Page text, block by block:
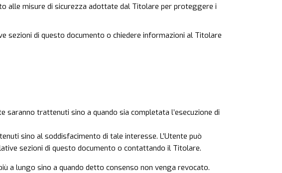
alle misure di sicurezza adottate dal Titolare per proteggere i
sezioni di questo documento o chiedere informazioni al Titolare
trattenuti sino a quando sia completata l’esecuzione di
sino al soddisfacimento di tale interesse. L’Utente può
sezioni di questo documento o contattando il Titolare.
a lungo sino a quando detto consenso non venga revocato.